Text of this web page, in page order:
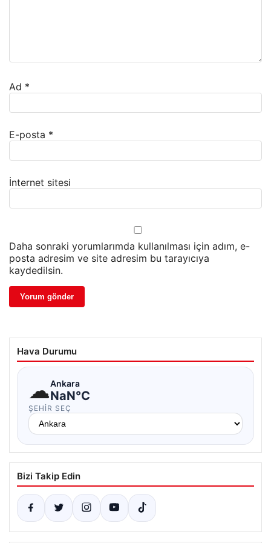
Ad *
E-posta *
İnternet sitesi
Daha sonraki yorumlarımda kullanılması için adım, e-
posta adresim ve site adresim bu tarayıcıya
kaydedilsin.
Hava Durumu
☁Ankara
NaN°C
ŞEHIR SEÇ
Bizi Takip Edin